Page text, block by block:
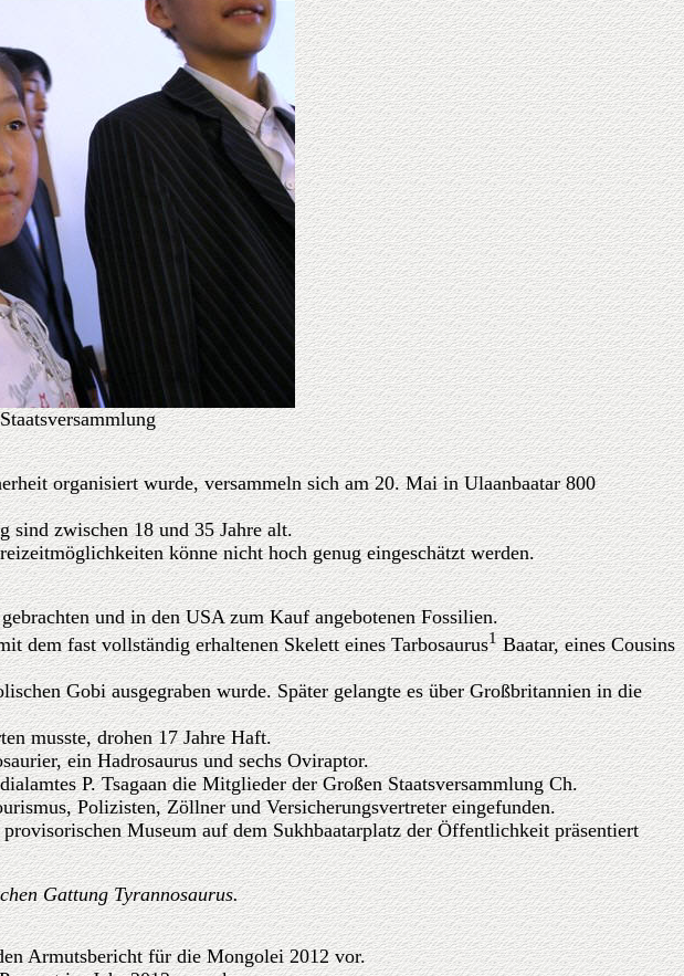
organisiert wurde, versammeln sich am 20. Mai in Ulaanbaatar 800
sind zwischen 18 und 35 Jahre alt.
könne nicht hoch genug eingeschätzt werden.
und in den USA zum Kauf angebotenen Fossilien.
dem fast vollständig erhaltenen Skelett eines Tarbosaurus1Baatar, eines Cousins
Gobi ausgegraben wurde. Später gelangte es über Großbritannien in die
musste, drohen 17 Jahre Haft.
ein Hadrosaurus und sechs Oviraptor.
P. Tsagaan die Mitglieder der Großen Staatsversammlung Ch.
Polizisten, Zöllner und Versicherungsvertreter eingefunden.
Museum auf dem Sukhbaatarplatz der Öffentlichkeit präsentiert
Gattung Tyrannosaurus.
Armutsbericht für die Mongolei 2012 vor.